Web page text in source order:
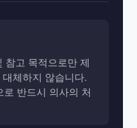
참고 목적으로만 제
체하지 않습니다.
반드시 의사의 처